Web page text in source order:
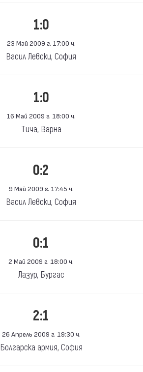
1:0
23 Май 2009 г. 17:00 ч.
Васил Левски, София
1:0
16 Май 2009 г. 18:00 ч.
Тича, Варна
0:2
9 Май 2009 г. 17:45 ч.
Васил Левски, София
0:1
2 Май 2009 г. 18:00 ч.
Лазур, Бургас
2:1
26 Апрель 2009 г. 19:30 ч.
Болгарска армия, София